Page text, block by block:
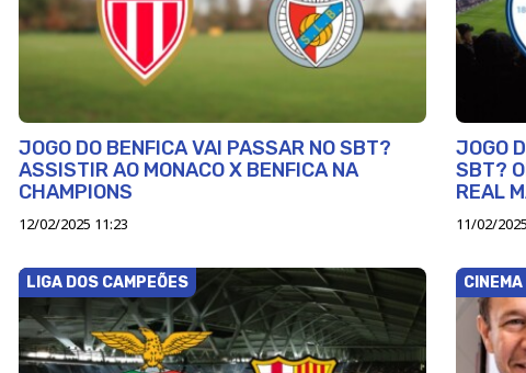
JOGO DO BENFICA VAI PASSAR NO SBT?
ASSISTIR AO MONACO X BENFICA NA
CHAMPIONS
12/02/2025 11:23
JOGO
SBT?
REAL
11/02/
LIGA DOS CAMPEÕES